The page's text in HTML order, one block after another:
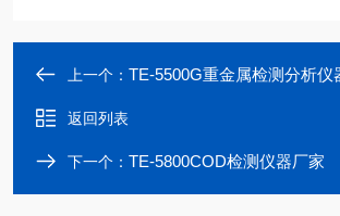
上一个： TE-5500G重金属检测分析仪
返回列表
下一个： TE-5800COD检测仪器厂家